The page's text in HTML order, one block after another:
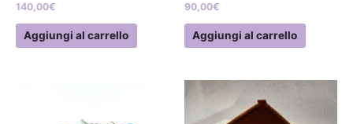
140,00€
Aggiungi al carrello
90,00€
Aggiungi al carrello
Questo
prodotto